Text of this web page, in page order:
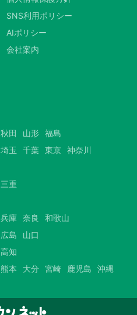
SNS利用ポリシー
AIポリシー
会社案内
秋田 山形 福島
埼玉 千葉 東京 神奈川
三重
兵庫 奈良
和歌山
広島
山口
高知
熊本 大分 宮崎 鹿児島 沖縄